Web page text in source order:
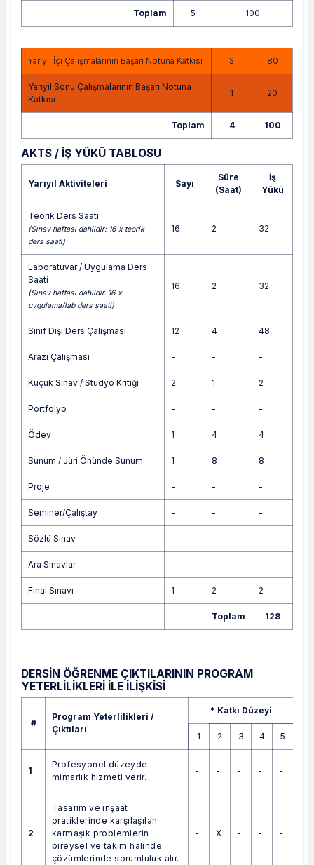
Toplam 5 100
Yarıyıl İçi Çalışmalarının Başarı Notuna Katkısı 3 80
Yarıyıl Sonu Çalışmalarının Başarı Notuna
Katkısı
1 20
Toplam 4 100
AKTS / İŞ YÜKÜ TABLOSU
Yarıyıl Aktiviteleri Sayı
Süre
(Saat)
İş
Yükü
Teorik Ders Saati
(Sınav haftası dahildir: 16 x teorik
ders saati)
16 2 32
Laboratuvar / Uygulama Ders
Saati
(Sınav haftası dahildir. 16 x
uygulama/lab ders saati)
16 2 32
Sınıf Dışı Ders Çalışması 12 4 48
Arazi Çalışması - - -
Küçük Sınav / Stüdyo Kritiği 2 1 2
Portfolyo - - -
Ödev 1 4 4
Sunum / Jüri Önünde Sunum 1 8 8
Proje - - -
Seminer/Çalıştay - - -
Sözlü Sınav - - -
Ara Sınavlar - - -
Final Sınavı 1 2 2
Toplam 128
DERSİN ÖĞRENME ÇIKTILARININ PROGRAM
YETERLİLİKLERİ İLE İLİŞKİSİ
#
Program Yeterlilikleri /
Çıktıları
* Katkı Düzeyi
1 2 3 4 5
1
Profesyonel düzeyde
mimarlık hizmeti verir.
- - - - -
2
Tasarım ve inşaat
pratiklerinde karşılaşılan
karmaşık problemlerin
bireysel ve takım halinde
çözümlerinde sorumluluk alır.
- X - - -